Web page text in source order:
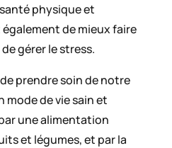
physique et
de mieux faire
gérer le stress.
prendre soin de notre
de vie sain et
une alimentation
et légumes, et par la